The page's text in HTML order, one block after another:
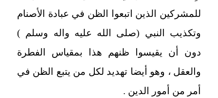
للمشركين الذين اتبعوا الظن في عبادة الأصنام
وتكذيب النبي (صلى الله عليه واله وسلم )
دون أن يقيسوا ظنهم هذا بمقياس الفطرة
والعقل ، وهو أيضا تهديد لكل من يتبع الظن في
أمر من أمور الدين .